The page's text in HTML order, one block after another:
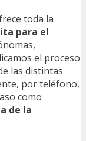
toda la
para el
el proceso
las distintas
por teléfono,
como
de la